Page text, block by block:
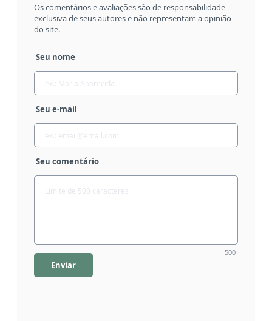
Os comentários e avaliações são de responsabilidade
exclusiva de seus autores e não representam a opinião
do site.
Seu nome
Seu e-mail
Seu comentário
500
Enviar